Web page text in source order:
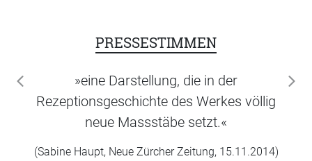
PRESSESTIMMEN
»eine Darstellung, die in der
Rezeptionsgeschichte des Werkes völlig
neue Massstäbe setzt.«
(Sabine Haupt, Neue Zürcher Zeitung, 15.11.2014)
zurück